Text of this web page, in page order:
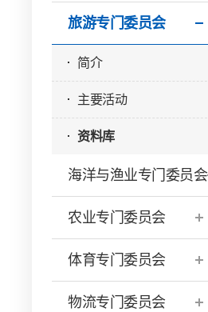
旅游专门委员会
简介
主要活动
资料库
海洋与渔业专门委员会
农业专门委员会
体育专门委员会
物流专门委员会